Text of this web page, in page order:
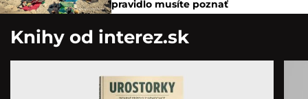
pravidlo musíte poznať
Knihy od interez.sk